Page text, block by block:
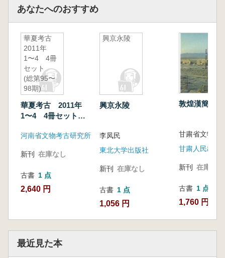
あなたへのおすすめ
華夏考古
2011年
1〜4 4冊
セット
(総第95〜
98期)
華夏考古 2011年
1〜4 4冊セット
河南省文物考古研究所
新刊 在庫なし
古書 1 点
2,640 円
興京永陵
興京永陵
李凤民
東北大学出版社
新刊 在庫なし
古書 1 点
1,056 円
敦煌漢簡釋文
甘粛人民出版
新刊 在庫なし
古書 1 点
1,760 円
最近見た本